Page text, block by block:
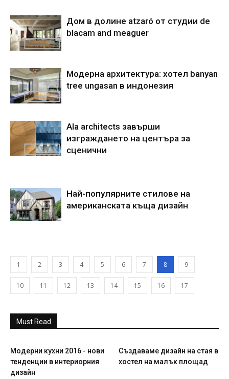
Дом в долине atzaró от студии de
blacam and meaguer
Модерна архитектура: хотел banyan
tree ungasan в индонезия
Ala architects завърши
изграждането на центъра за
сценични
Най-популярните стилове на
американската къща дизайн
1 2 3 4 5 6 7 8 9
10 11 12 13 14 15 16 17
Must Read
Модерни кухни 2016 - нови
тенденции в интериорния
дизайн
Създаваме дизайн на стая в
хостел на малък площад